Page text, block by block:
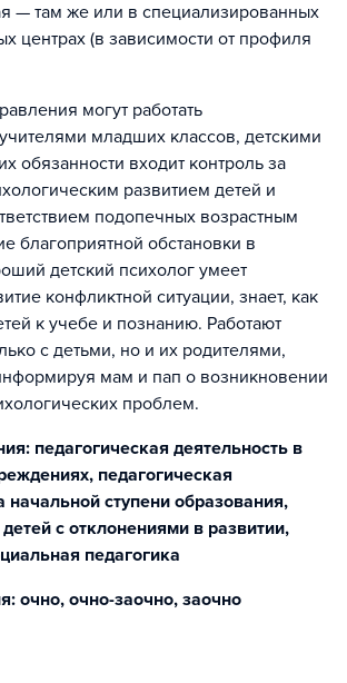
— там же или в специализированных
центрах (в зависимости от профиля
могут работать
младших классов, детскими
обязанности входит контроль за
развитием детей и
подопечных возрастным
благоприятной обстановки в
детский психолог умеет
конфликтной ситуации, знает, как
к учебе и познанию. Работают
с детьми, но и их родителями,
мам и пап о возникновении
проблем.
педагогическая деятельность в
педагогическая
начальной ступени образования,
с отклонениями в развитии,
педагогика
очно, очно-заочно, заочно